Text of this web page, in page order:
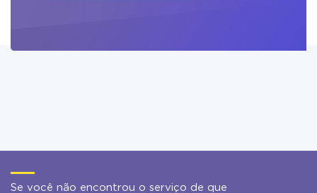
Se você não encontrou o serviço de que